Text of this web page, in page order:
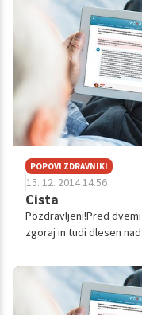
POPOVI ZDRAVNIKI
15. 12. 2014 14.56
Cista
Pozdravljeni!Pred
zgoraj in tudi dlesen
imam cisto in mi...